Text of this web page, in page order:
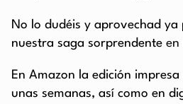
No lo dudéis y aprovechad ya
nuestra saga sorprendente en
En Amazon la edición
unas semanas, así como en